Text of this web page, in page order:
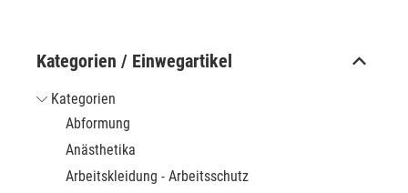
Kategorien / Einwegartikel
Kategorien
Abformung
Anästhetika
Arbeitskleidung - Arbeitsschutz